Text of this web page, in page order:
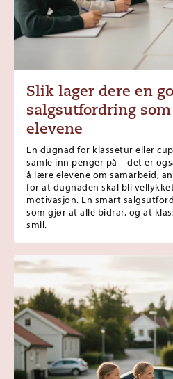
Slik lager dere en
salgsutfordring
elevene
En dugnad for klassetur eller
samle inn penger på – det er
å lære elevene om samarbeid,
for at dugnaden skal bli
motivasjon. En smart
som gjør at alle bidrar, og at
smil.